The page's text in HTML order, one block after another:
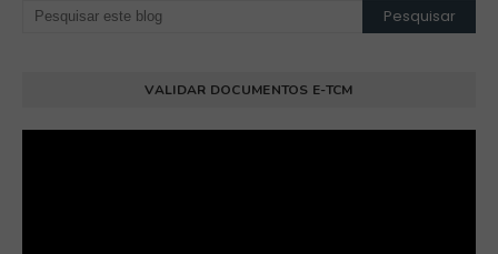
VALIDAR DOCUMENTOS E-TCM